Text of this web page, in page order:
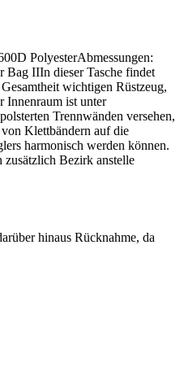
PolyesterAbmessungen:
Bag IIIn dieser Tasche findet
wichtigen Rüstzeug,
Innenraum ist unter
Trennwänden versehen,
Klettbändern auf die
harmonisch werden können.
zusätzlich Bezirk anstelle
hinaus Rücknahme, da